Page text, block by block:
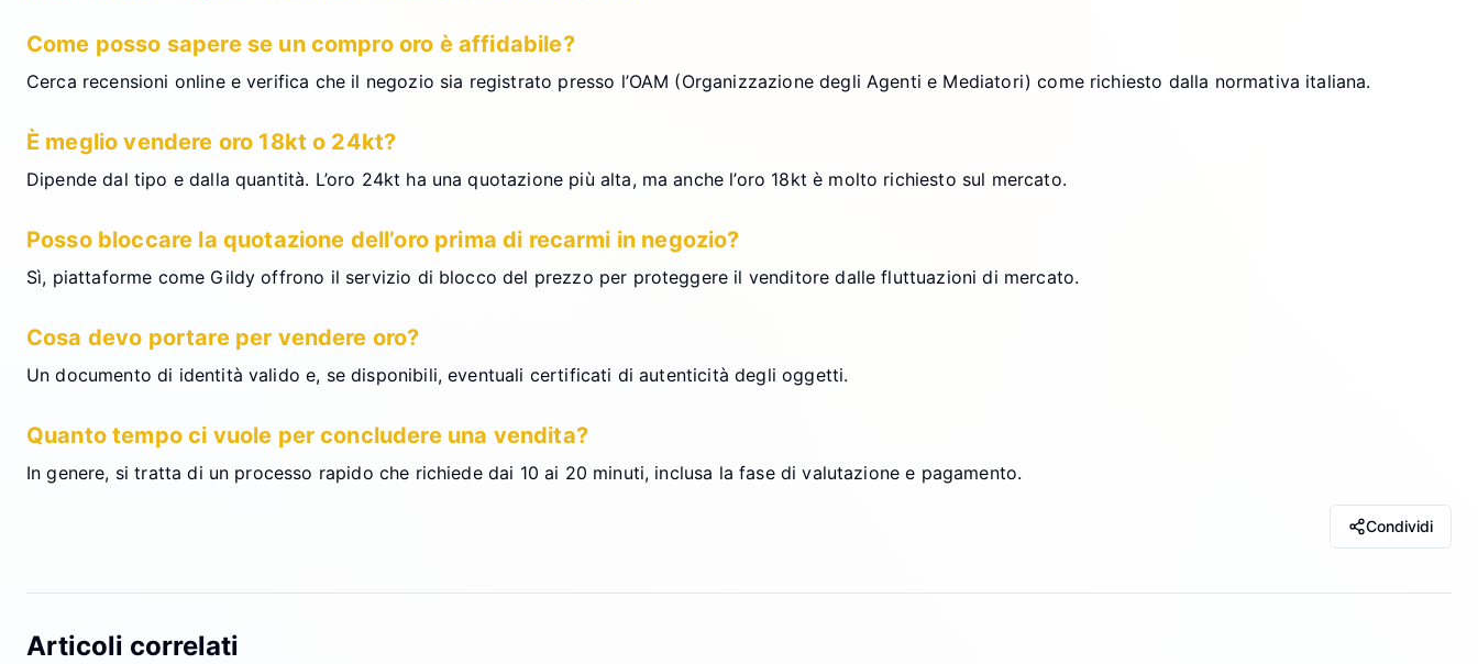
Come posso sapere se un compro oro è affidabile?
Cerca recensioni online e verifica che il negozio sia registrato presso l’OAM (Organizzazione degli Agenti e Mediatori) come richiesto dalla normativa italiana.
È meglio vendere oro 18kt o 24kt?
Dipende dal tipo e dalla quantità. L’oro 24kt ha una quotazione più alta, ma anche l’oro 18kt è molto richiesto sul mercato.
Posso bloccare la quotazione dell’oro prima di recarmi in negozio?
Sì, piattaforme come Gildy offrono il servizio di blocco del prezzo per proteggere il venditore dalle fluttuazioni di mercato.
Cosa devo portare per vendere oro?
Un documento di identità valido e, se disponibili, eventuali certificati di autenticità degli oggetti.
Quanto tempo ci vuole per concludere una vendita?
In genere, si tratta di un processo rapido che richiede dai 10 ai 20 minuti, inclusa la fase di valutazione e pagamento.
Condividi
Articoli correlati